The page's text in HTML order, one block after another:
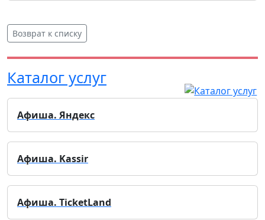
Возврат к списку
Каталог услуг
Афиша. Яндекс
Афиша. Kassir
Афиша. TicketLand